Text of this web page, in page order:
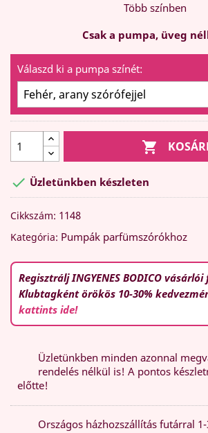
Több színben
Csak a pumpa, üveg
Válaszd ki a pumpa színét:

 Üzletünkben készleten
Cikkszám: 1148
Kategória: Pumpák parfümszórókhoz
Regisztrálj INGYENES BODICO
Klubtagként örökös 10-30%
kattints ide!
Üzletünkben minden azonnal
rendelés nélkül is! A pontos
előtte!
Országos házhozszállítás futárral